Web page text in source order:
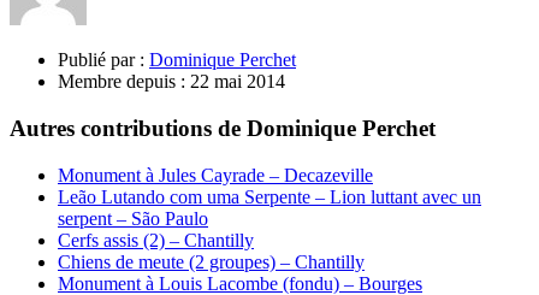
Publié par : Dominique Perchet
Membre depuis : 22 mai 2014
Autres contributions de Dominique Perchet
Monument à Jules Cayrade – Decazeville
Leão Lutando com uma Serpente – Lion luttant avec un
serpent – São Paulo
Cerfs assis (2) – Chantilly
Chiens de meute (2 groupes) – Chantilly
Monument à Louis Lacombe (fondu) – Bourges